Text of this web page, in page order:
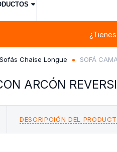
Sofás Chaise Longue SOFÁ
ARCÓN
DESCRIPCIÓN DEL